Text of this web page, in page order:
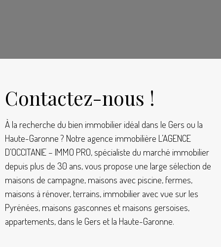
Contactez-nous !
À la recherche du bien immobilier idéal dans le Gers ou la
Haute-Garonne ? Notre agence immobilière L’AGENCE
D’OCCITANIE – IMMO PRO, spécialiste du marché immobilier
depuis plus de 30 ans, vous propose une large sélection de
maisons de campagne, maisons avec piscine, fermes,
maisons à rénover, terrains, immobilier avec vue sur les
Pyrénées, maisons gasconnes et maisons gersoises,
appartements, dans le Gers et la Haute-Garonne.